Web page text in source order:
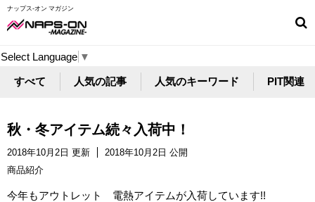
ナップス-オン マガジン
Select Language ▼
すべて 人気の記事 人気のキーワード PIT関連
秋・冬アイテム続々入荷中！
2018年10月2日 更新
2018年10月2日 公開
商品紹介
今年もアウトレット 電熱アイテムが入荷しています!!